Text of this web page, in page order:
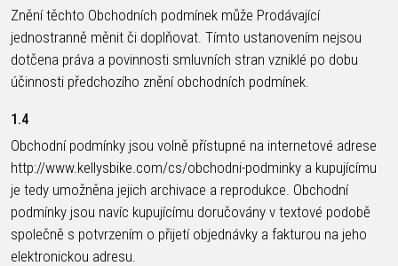
135
CM)
CM)
16"
(105-
120
CM)
Znění těchto Obchodních podmínek může Prodávající
jednostranně měnit či doplňovat. Tímto ustanovením nejsou
dotčena práva a povinnosti smluvních stran vzniklé po dobu
účinnosti předchozího znění obchodních podmínek.
1.4
Obchodní podmínky jsou volně přístupné na internetové adrese
http://www.kellysbike.com/cs/obchodni-podminky a kupujícímu
je tedy umožněna jejich archivace a reprodukce. Obchodní
podmínky jsou navíc kupujícímu doručovány v textové podobě
společně s potvrzením o přijetí objednávky a fakturou na jeho
elektronickou adresu.